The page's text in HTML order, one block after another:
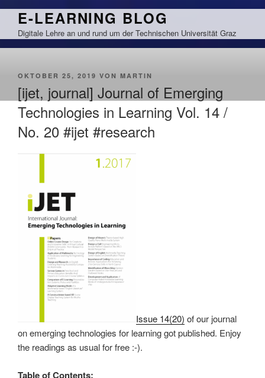
Zum
springen
E-LEARNING BLOG
Digitale Lehre an und rund um der Technischen Universität Graz
VERÖFFENTLICHT
OKTOBER 25, 2019 VON MARTIN
[ijet, journal] Journal of Emerging
Technologies in Learning Vol. 14 /
No. 20 #ijet #research
Issue 14(20) of our journal
on emerging technologies for learning got published. Enjoy
the readings as usual for free :-).
Table of Contents: